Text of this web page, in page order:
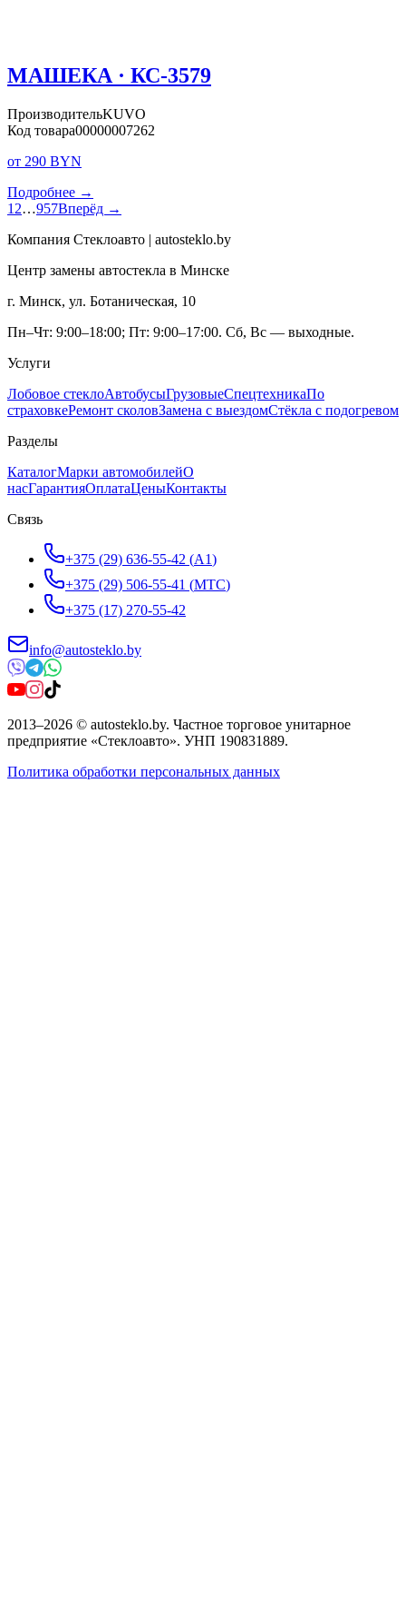
МАШЕКА · КС-3579
ПроизводительKUVO
Код товара00000007262
от 290 BYN
Подробнее →
1 2…957Вперёд →
Компания Стеклоавто | autosteklo.by
Центр замены автостекла в Минске
г. Минск, ул. Ботаническая, 10
Пн–Чт: 9:00–18:00; Пт: 9:00–17:00. Сб, Вс — выходные.
Услуги
Лобовое стеклоАвтобусыГрузовыеСпецтехникаПо
страховкеРемонт сколовЗамена с выездомСтёкла с подогревом
Разделы
КаталогМарки автомобилейО
насГарантияОплатаЦеныКонтакты
Связь
+375 (29) 636-55-42 (A1)
+375 (29) 506-55-41 (МТС)
+375 (17) 270-55-42
info@autosteklo.by
2013–2026 © autosteklo.by. Частное торговое унитарное
предприятие «Стеклоавто». УНП 190831889.
Политика обработки персональных данных